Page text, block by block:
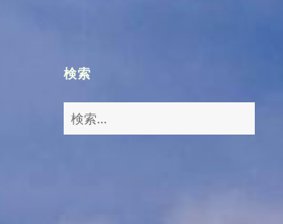
検索
検
索: